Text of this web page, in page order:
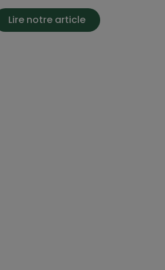
Lire notre article